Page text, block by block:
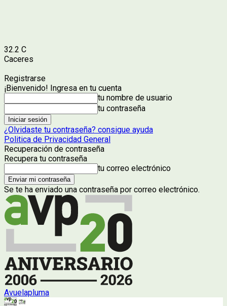
32.2 C
Caceres
Registrarse
¡Bienvenido! Ingresa en tu cuenta
tu nombre de usuario
tu contraseña
¿Olvidaste tu contraseña? consigue ayuda
Politica de Privacidad General
Recuperación de contraseña
Recupera tu contraseña
tu correo electrónico
Se te ha enviado una contraseña por correo electrónico.
Avuelapluma